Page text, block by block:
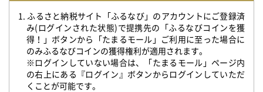
1. ふるさと納税サイト「ふるなび」のアカウントにご登録済
み(ログインされた状態)で提携先の「ふるなびコインを獲
得！」ボタンから「たまるモール」ご利用に至った場合に
のみふるなびコインの獲得権利が適用されます。
※ログインしていない場合は、「たまるモール」ページ内
の右上にある『ログイン』ボタンからログインしていただ
くことが可能です。